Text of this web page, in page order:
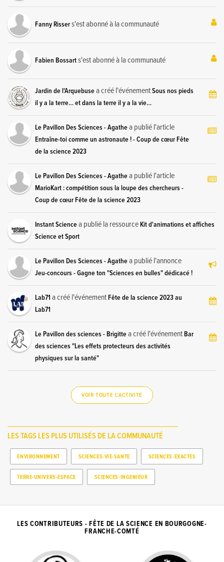
Fanny Rissers'est abonné à la communauté
Fabien Bossarts'est abonné à la communauté
Jardin de l'Arquebusea créé l'événementSous nos pieds
il y a la terre… et dans la terre il y a la vie…
Le Pavillon Des Sciences - Agathea publié l'article
Entraîne-toi comme un astronaute ! - Coup de cœur Fête
de la science 2023
Le Pavillon Des Sciences - Agathea publié l'article
MarioKart : compétition sous la loupe des chercheurs -
Coup de cœur Fête de la science 2023
Instant Sciencea publié la ressourceKit d'animations et affiches
Science et Sport
Le Pavillon Des Sciences - Agathea publié l'annonce
Jeu-concours - Gagne ton "Sciences en bulles" dédicacé !
Lab71 a créé l'événementFête de la science 2023 au
Lab71
Le Pavillon des sciences - Brigittea créé l'événementBar
des sciences "Les effets protecteurs des activités
physiques sur la santé"
VOIR TOUTE L'ACTIVITÉ
LES TAGS LES PLUS UTILISÉS DE LA COMMUNAUTÉ
ENVIRONNEMENT SCIENCES-VIE-SANTE SCIENCES-EXACTES
TERRE-UNIVERS-ESPACE SCIENCES-INGENIEUR
LES CONTRIBUTEURS - FÊTE DE LA SCIENCE EN BOURGOGNE-
FRANCHE-COMTÉ